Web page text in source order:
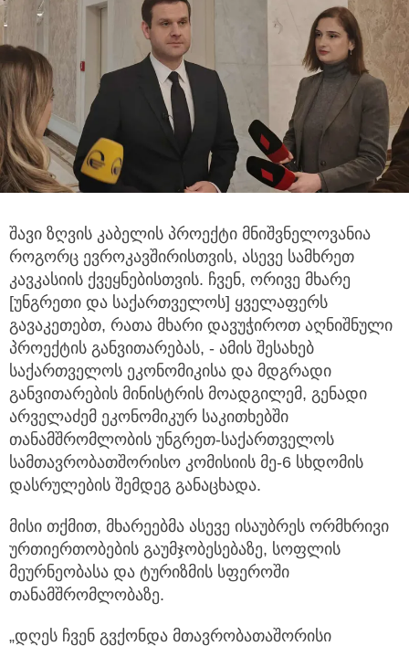
შავი ზღვის კაბელის პროექტი მნიშვნელოვანია
როგორც ევროკავშირისთვის, ასევე სამხრეთ
კავკასიის ქვეყნებისთვის. ჩვენ, ორივე მხარე
[უნგრეთი და საქართველოს] ყველაფერს
გავაკეთებთ, რათა მხარი დავუჭიროთ აღნიშნული
პროექტის განვითარებას, - ამის შესახებ
საქართველოს ეკონომიკისა და მდგრადი
განვითარების მინისტრის მოადგილემ, გენადი
არველაძემ ეკონომიკურ საკითხებში
თანამშრომლობის უნგრეთ-საქართველოს
სამთავრობათშორისო კომისიის მე-6 სხდომის
დასრულების შემდეგ განაცხადა.
მისი თქმით, მხარეებმა ასევე ისაუბრეს ორმხრივი
ურთიერთობების გაუმჯობესებაზე, სოფლის
მეურნეობასა და ტურიზმის სფეროში
თანამშრომლობაზე.
„დღეს ჩვენ გვქონდა მთავრობათაშორისი